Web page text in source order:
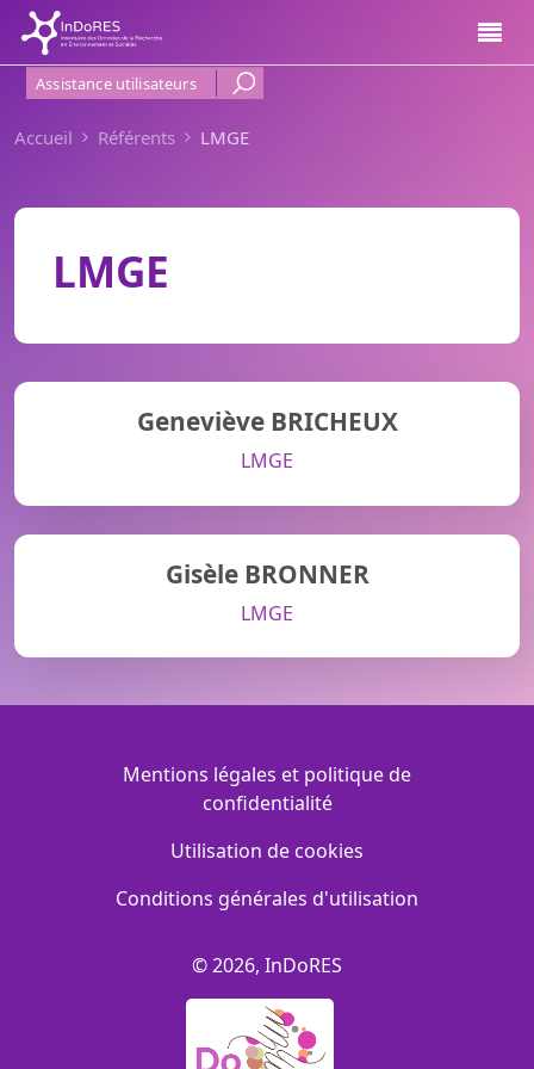
Aller au contenu principal
Menu Haut de page
Assistance utilisateurs
Accueil Référents LMGE
LMGE
Geneviève BRICHEUX
LMGE
Gisèle BRONNER
LMGE
Menu Footer
Mentions légales et politique de
confidentialité
Utilisation de cookies
Conditions générales d'utilisation
© 2026, InDoRES